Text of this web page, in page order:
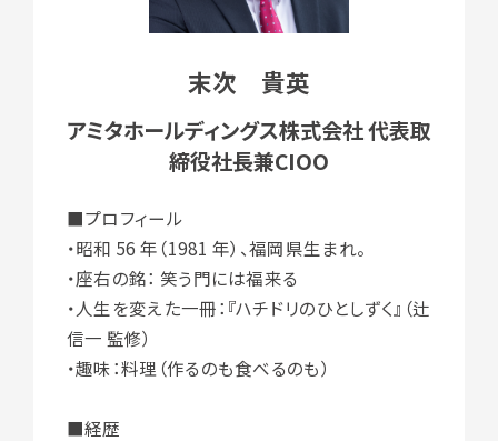
末次 貴英
アミタホールディングス株式会社 代表取
締役社長兼CIOO
■プロフィール
・昭和 56 年（1981 年）、福岡県生まれ。
・座右の銘： 笑う門には福来る
・人生を変えた一冊：『ハチドリのひとしずく』（辻
信一 監修）
・趣味：料理（作るのも食べるのも）
■経歴